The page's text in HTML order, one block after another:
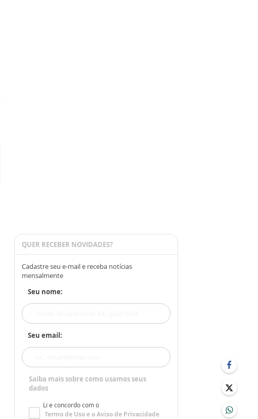
QUER RECEBER NOVIDADES?
Cadastre seu e-mail e receba notícias
mensalmente
Seu nome:
Seu email:
Saiba mais sobre como usamos seus
dados
Li e concordo com o
Termo de Usoe oAviso de Privacidade